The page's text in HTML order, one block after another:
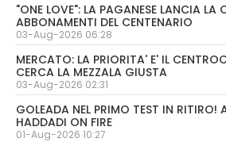
"ONE LOVE": LA PAGANESE LANCIA LA
ABBONAMENTI DEL CENTENARIO
03-Aug-2026 06:28
MERCATO: LA PRIORITA' E' IL
CERCA LA MEZZALA GIUSTA
03-Aug-2026 02:31
GOLEADA NEL PRIMO TEST IN RITIRO!
HADDADI ON FIRE
01-Aug-2026 10:27